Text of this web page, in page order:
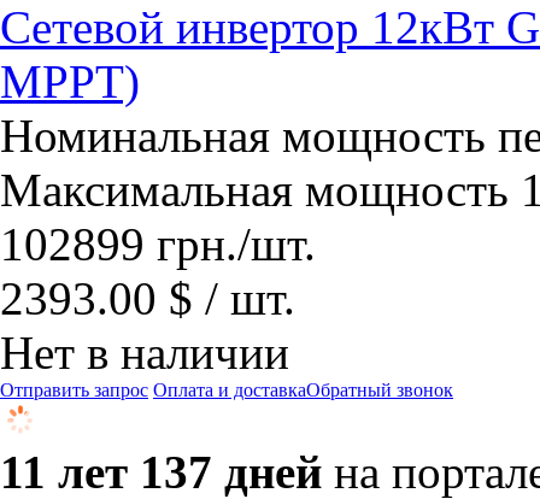
Сетевой инвертор 12кВт
МРРТ)
Номинальная мощность
Максимальная мощность
102899 грн./шт.
2393.00 $ / шт.
Нет в наличии
Отправить запрос Оплата и доставкаОбратный звонок
11 лет 137 дней на